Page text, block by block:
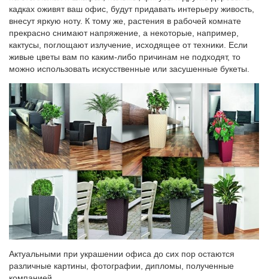
кадках оживят ваш офис, будут придавать интерьеру живость,
внесут яркую ноту. К тому же, растения в рабочей комнате
прекрасно снимают напряжение, а некоторые, например,
кактусы, поглощают излучение, исходящее от техники. Если
живые цветы вам по каким-либо причинам не подходят, то
можно использовать искусственные или засушенные букеты.
Актуальными при украшении офиса до сих пор остаются
различные картины, фотографии, дипломы, полученные